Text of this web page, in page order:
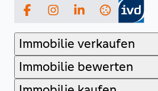
FacebookInstagramLinkedIn
Immobilie verkaufen
Immobilie bewerten